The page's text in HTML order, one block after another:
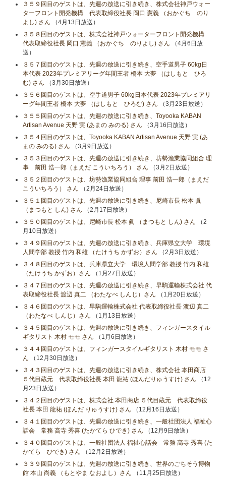
３５９回目のゲストは、先週の放送に引き続き、株式会社神戸ウォー
ターフロント開発機構 代表取締役社長 岡口 憲義 （おかぐち のり
よし) さん （4月13日放送）
３５８回目のゲストは、株式会社神戸ウォーターフロント開発機構
代表取締役社長 岡口 憲義 （おかぐち のりよし) さん （4月6日放
送）
３５７回目のゲストは、先週の放送に引き続き、空手道男子 60kg日
本代表 2023年プレミアリーグ年間王者 橋本 大夢 （はしもと ひろ
む) さん （3月30日放送）
３５６回目のゲストは、空手道男子 60kg日本代表 2023年プレミアリ
ーグ年間王者 橋本 大夢 （はしもと ひろむ) さん （3月23日放送）
３５５回目のゲストは、先週の放送に引き続き、Toyooka KABAN
Artisan Avenue 天野 実 (あまの みのる) さん （3月16日放送）
３５４回目のゲストは、Toyooka KABAN Artisan Avenue 天野 実 (あ
まの みのる) さん （3月9日放送）
３５３回目のゲストは、先週の放送に引き続き、坊勢漁業協同組合 理
事 前田 浩一郎（まえだ こういちろう） さん （3月2日放送）
３５２回目のゲストは、坊勢漁業協同組合 理事 前田 浩一郎（まえだ
こういちろう） さん （2月24日放送）
３５１回目のゲストは、先週の放送に引き続き、尼崎市長 松本 眞
（まつもと しん) さん （2月17日放送）
３５０回目のゲストは、尼崎市長 松本 眞 （まつもと しん) さん （2
月10日放送）
３４９回目のゲストは、先週の放送に引き続き、兵庫県立大学 環境
人間学部 教授 竹内 和雄 （たけうち かずお）さん （2月3日放送）
３４８回目のゲストは、兵庫県立大学 環境人間学部 教授 竹内 和雄
（たけうち かずお）さん （1月27日放送）
３４７回目のゲストは、先週の放送に引き続き、早駒運輸株式会社 代
表取締役社長 渡辺 真二 （わたなべ しんじ）さん （1月20日放送）
３４６回目のゲストは、早駒運輸株式会社 代表取締役社長 渡辺 真二
（わたなべ しんじ）さん （1月13日放送）
３４５回目のゲストは、先週の放送に引き続き、フィンガースタイル
ギタリスト 木村 モモ さん （1月6日放送）
３４４回目のゲストは、フィンガースタイルギタリスト 木村 モモ さ
ん （12月30日放送）
３４３回目のゲストは、先週の放送に引き続き、株式会社 本田商店
５代目蔵元 代表取締役社長 本田 龍祐 (ほんだりゅうすけ) さん （12
月23日放送）
３４２回目のゲストは、株式会社 本田商店 ５代目蔵元 代表取締役
社長 本田 龍祐 (ほんだ りゅうすけ) さん （12月16日放送）
３４１回目のゲストは、先週の放送に引き続き、一般社団法人 福祉心
話会 常務 高寺 秀喜 (たかてら ひでき) さん （12月9日放送）
３４０回目のゲストは、一般社団法人 福祉心話会 常務 高寺 秀喜 (た
かてら ひでき) さん （12月2日放送）
３３９回目のゲストは、先週の放送に引き続き、世界のごちそう博物
館 本山 尚義 （もとやま なおよし）さん （11月25日放送）